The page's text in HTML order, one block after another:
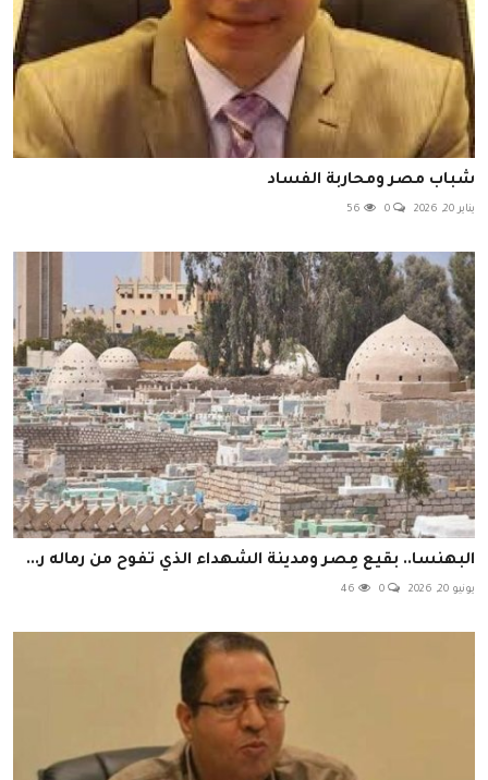
شباب مصر ومحاربة الفساد
يناير 20, 2026
البهنسا.. بقيع مِصر ومدينة الشهداء الذي تفوح من رماله ر...
يونيو 20, 2026